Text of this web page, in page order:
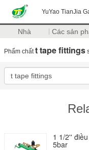
YuYao TianJia
Nhà Các sản
Phẩm chấtt tape fittings
1 1/2''
5bar